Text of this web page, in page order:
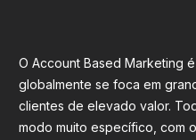
O Account Based Marketing
globalmente se foca em
clientes de elevado valor.
modo muito específico, com